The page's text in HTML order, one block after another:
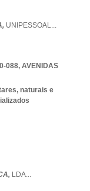
UNIPESSOAL...
088, AVENIDAS
naturais e
LDA...